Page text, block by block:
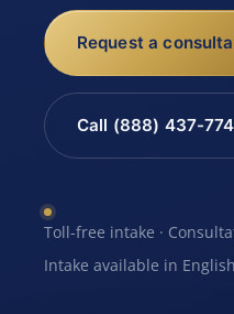
Request a
Call (888) 437-
Toll-free intake ·
Intake available in